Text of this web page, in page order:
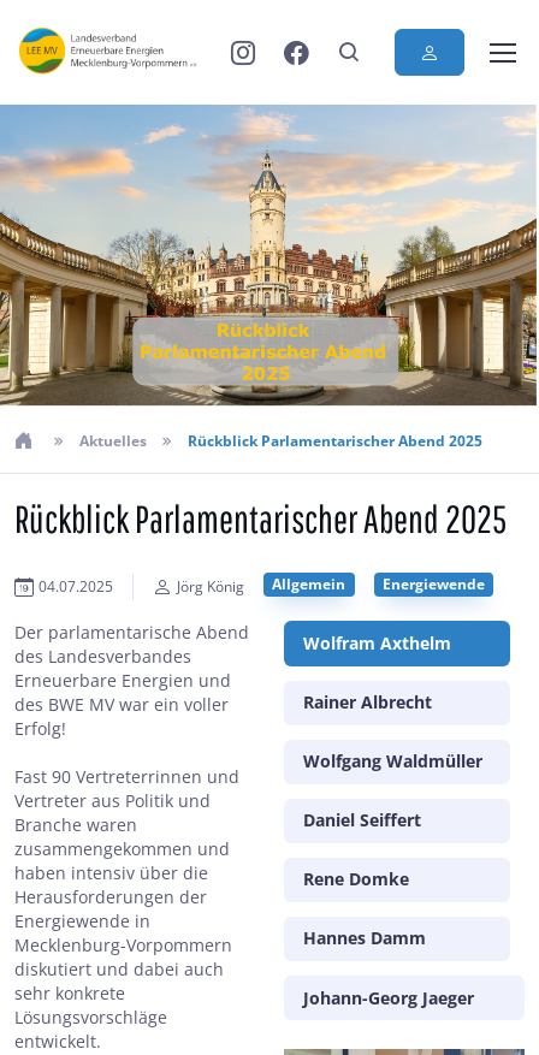
Aktuelles Rückblick Parlamentarischer Abend 2025
Rückblick Parlamentarischer Abend 2025
04.07.2025 Jörg König Allgemein Energiewende
Der parlamentarische Abend
des Landesverbandes
Erneuerbare Energien und
des BWE MV war ein voller
Erfolg!
Fast 90 Vertreterrinnen und
Vertreter aus Politik und
Branche waren
zusammengekommen und
haben intensiv über die
Herausforderungen der
Energiewende in
Mecklenburg-Vorpommern
diskutiert und dabei auch
sehr konkrete
Lösungsvorschläge
entwickelt.
Wolfram Axthelm
Rainer Albrecht
Wolfgang Waldmüller
Daniel Seiffert
Rene Domke
Hannes Damm
Johann-Georg Jaeger